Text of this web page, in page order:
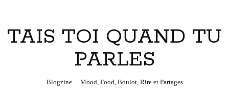
TAIS TOI QUAND TU
PARLES
Blogzine… Mood, Food, Boulot, Rire et Partages